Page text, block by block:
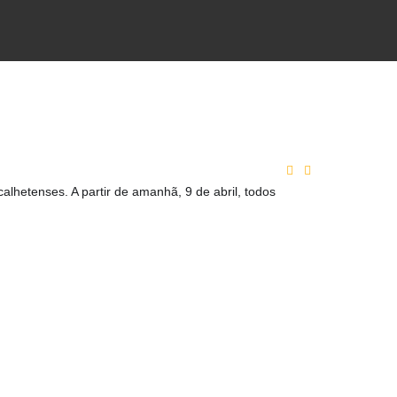
A partir de amanhã, 9 de abril, todos